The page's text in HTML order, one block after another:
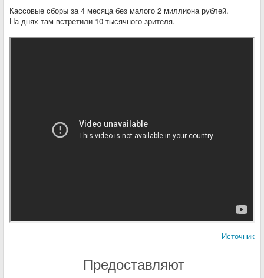
Кассовые сборы за 4 месяца без малого 2 миллиона рублей.
На днях там встретили 10-тысячного зрителя.
Источник
Предоставляют